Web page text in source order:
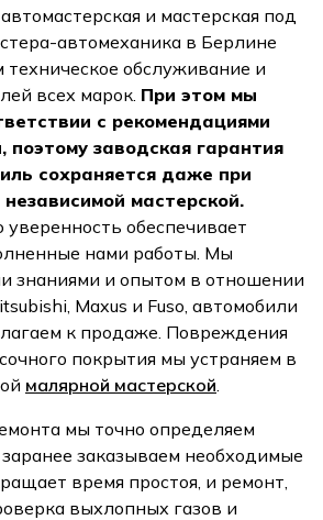
и мастерская под
автомеханика в Берлине
обслуживание и
всех марок. При этом мы
с рекомендациями
поэтому заводская гарантия
сохраняется даже при
мастерской.
обеспечивает
нами работы. Мы
знаниями и опытом в отношении
Maxus и Fuso, автомобили
к продаже. Повреждения
покрытия мы устраняем в
малярной мастерской.
мы точно определяем
заказываем необходимые
время простоя, и ремонт,
выхлопных газов и